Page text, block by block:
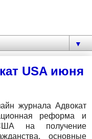
▼
USA июня
журнала Адвокат
реформа и
на получение
основные